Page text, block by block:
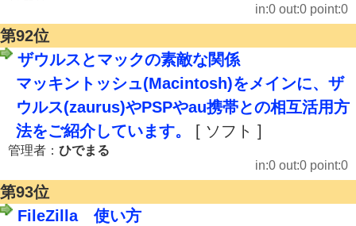
in:0 out:0 point:0
第92位
ザウルスとマックの素敵な関係
マッキントッシュ(Macintosh)をメインに、ザ
ウルス(zaurus)やPSPやau携帯との相互活用方
法をご紹介しています。
[ ソフト ]
管理者： ひでまる
in:0 out:0 point:0
第93位
FileZilla 使い方